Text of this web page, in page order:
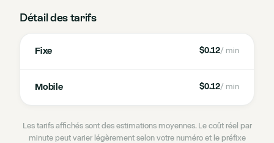
Détail des tarifs
Fixe $0.12/ min
Mobile $0.12/ min
Les tarifs affichés sont des estimations moyennes. Le coût réel par
minute peut varier légèrement selon votre numéro et le préfixe